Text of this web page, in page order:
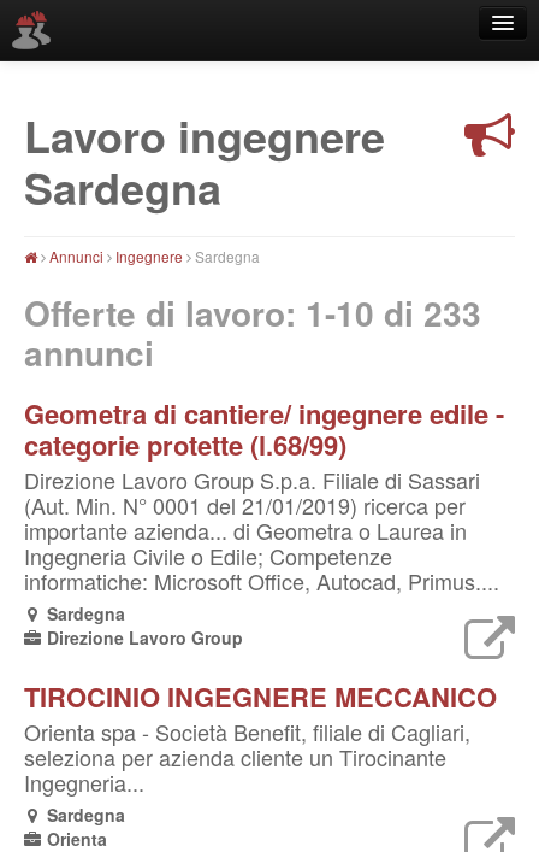
Località
Lavoro ingegnere
Sardegna
Annunci Ingegnere Sardegna
Offerte di lavoro: 1-10 di 233
annunci
Geometra di cantiere/ ingegnere edile -
categorie protette (l.68/99)
Direzione Lavoro Group S.p.a. Filiale di Sassari
(Aut. Min. N° 0001 del 21/01/2019) ricerca per
importante azienda... di Geometra o Laurea in
Ingegneria Civile o Edile; Competenze
informatiche: Microsoft Office, Autocad, Primus....
Sardegna
Direzione Lavoro Group
TIROCINIO INGEGNERE MECCANICO
Orienta spa - Società Benefit, filiale di Cagliari,
seleziona per azienda cliente un Tirocinante
Ingegneria...
Sardegna
Orienta